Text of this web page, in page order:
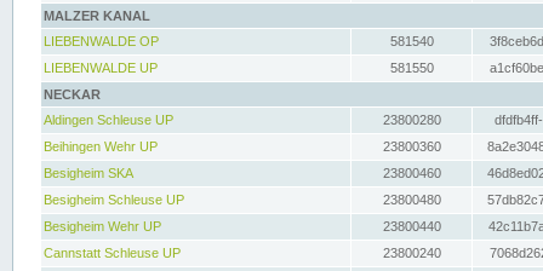
MALZER KANAL
LIEBENWALDE OP
581540
LIEBENWALDE UP
581550
NECKAR
Aldingen Schleuse UP
23800280
Beihingen Wehr UP
23800360
Besigheim SKA
23800460
Besigheim Schleuse UP
23800480
Besigheim Wehr UP
23800440
Cannstatt Schleuse UP
23800240